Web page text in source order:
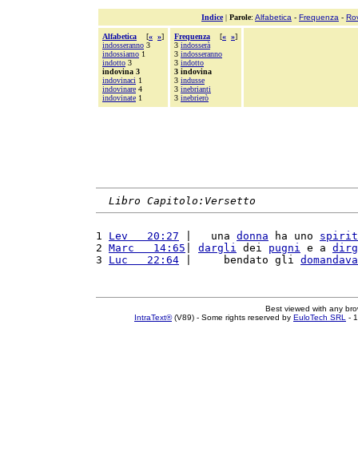
Indice| Parole: Alfabetica - Frequenza -
Alfabetica [« »]
indosseranno 3
indossiamo 1
indotto 3
indovina 3
indovinaci 1
indovinare 4
indovinate 1
Frequenza [« »]
3 indosserà
3 indosseranno
3 indotto
3 indovina
3 indusse
3 inebrianti
3 inebrierò
Libro Capitolo:Versetto
1 Lev   20:27 |   una donna ha uno
2 Marc   14:65 dargli dei pugni e a
3 Luc   22:64 |     bendato gli
Best viewed with any
IntraText®(V89) - Some rights reserved by EuloTech SRL -